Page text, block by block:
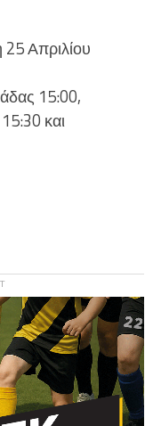
25 Απριλίου
15:00,
και